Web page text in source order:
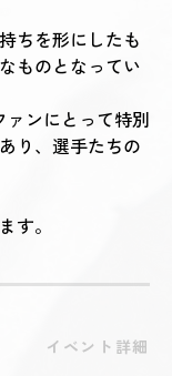
ちを形にしたも
ものとなってい
ァンにとって特別
り、選手たちの
す。
イベント詳細